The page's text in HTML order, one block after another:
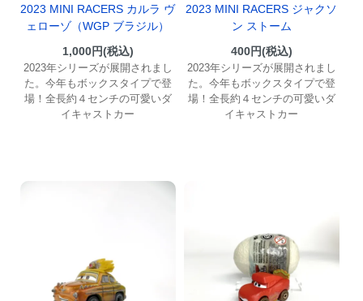
2023 MINI RACERS カルラ ヴ
ェローゾ（WGP ブラジル）
1,000円(税込)
2023年シリーズが展開されまし
た。今年もボックスタイプで登
場！全長約４センチの可愛いダ
イキャストカー
2023 MINI RACERS ジャクソ
ン ストーム
400円(税込)
2023年シリーズが展開されまし
た。今年もボックスタイプで登
場！全長約４センチの可愛いダ
イキャストカー